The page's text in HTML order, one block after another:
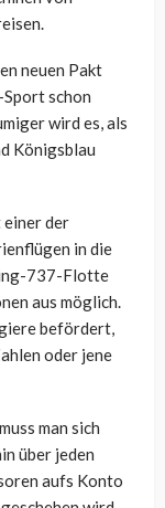
neuen Pakt
schon
wird es, als
Königsblau
einer der
in die
737-Flotte
aus möglich.
befördert,
oder jene
man sich
über jeden
aufs Konto